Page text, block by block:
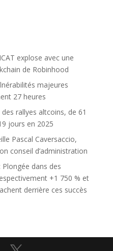
explose avec une
de Robinhood
majeures
27 heures
rallyes altcoins, de 61
jours en 2025
Pascal Caversaccio,
conseil d’administration
dans des
+1 750 % et
derrière ces succès